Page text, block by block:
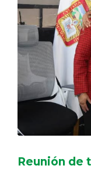
Reunión de